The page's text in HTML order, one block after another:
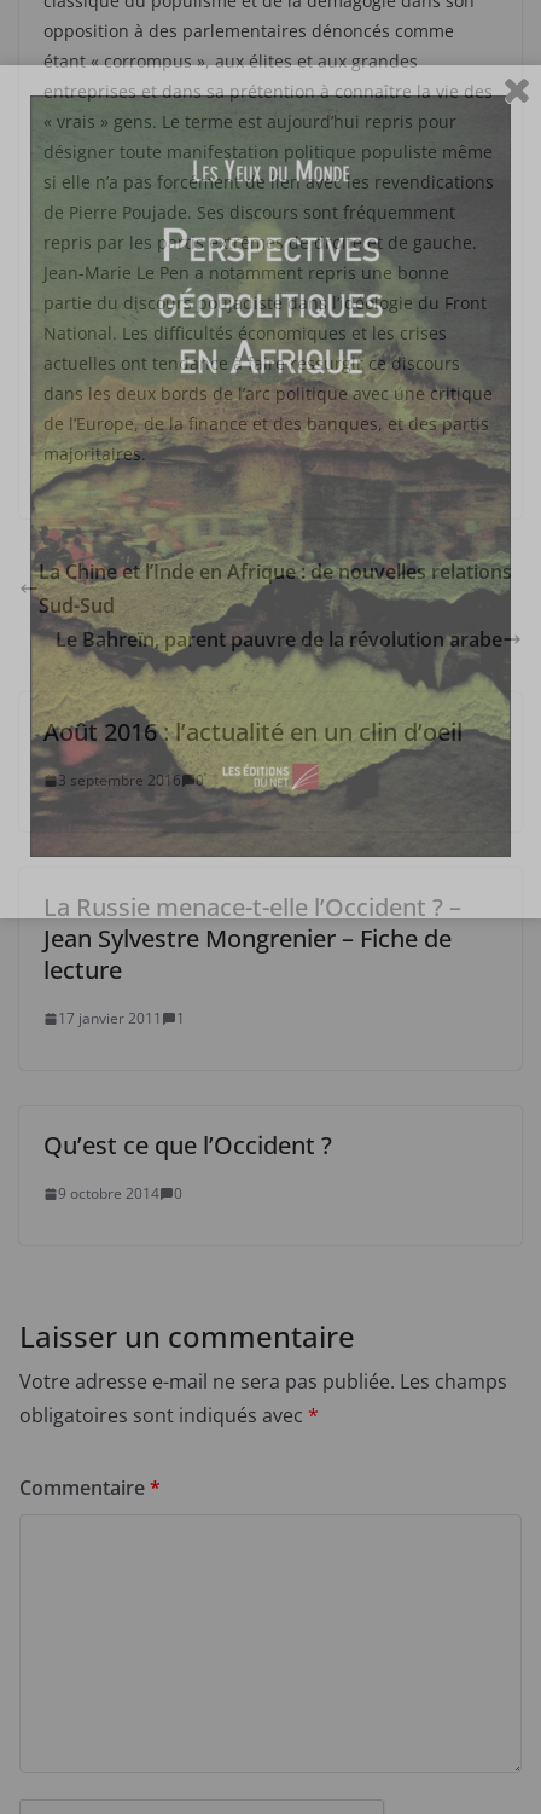
opposition à des parlementaires dénoncés comme
étant « corrompus », aux élites et aux grandes
entreprises et dans sa prétention à connaître la vie des
« vrais » gens. Le terme est aujourd’hui repris pour
désigner toute manifestation politique populiste même
si elle n’a pas forcément de lien avec les revendications
de Pierre Poujade. Ses discours sont fréquemment
repris par les partis extrêmes de droite et de gauche.
Jean-Marie Le Pen a notamment repris une bonne
partie du discours poujadiste dans l’idéologie du Front
National. Les difficultés économiques et les crises
actuelles ont tendance à faire ressurgir ce discours
dans les deux bords de l’arc politique avec une critique
de l’Europe, de la finance et des banques, et des partis
majoritaires.
La Chine et l’Inde en Afrique : de nouvelles relations
Sud-Sud
Le Bahreïn, parent pauvre de la révolution arabe
Août 2016 : l’actualité en un clin d’oeil
3 septembre 2016 0
La Russie menace-t-elle l’Occident ? –
Jean Sylvestre Mongrenier – Fiche de
lecture
17 janvier 2011 1
Qu’est ce que l’Occident ?
9 octobre 2014 0
Laisser un commentaire
Votre adresse e-mail ne sera pas publiée. Les champs
obligatoires sont indiqués avec *
Commentaire*